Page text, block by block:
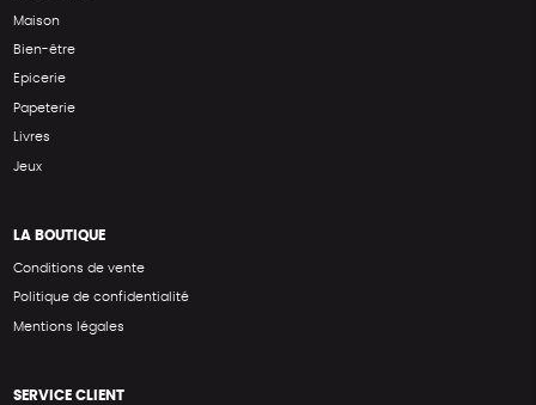
Maison
Bien-être
Epicerie
Papeterie
Livres
Jeux
LA BOUTIQUE
Conditions de vente
Politique de confidentialité
Mentions légales
SERVICE CLIENT